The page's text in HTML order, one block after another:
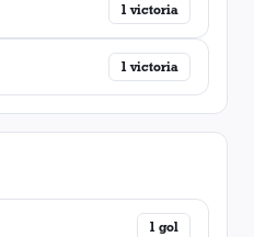
1 victoria
1 victoria
1 gol